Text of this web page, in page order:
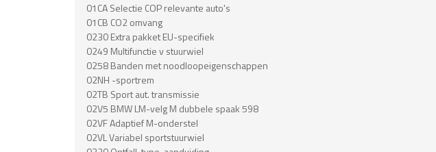
01CA Selectie COP relevante auto's
01CB CO2 omvang
0230 Extra pakket EU-specifiek
0249 Multifunctie v stuurwiel
0258 Banden met noodloopeigenschappen
02NH -sportrem
02TB Sport aut. transmissie
02V5 BMW LM-velg M dubbele spaak 598
02VF Adaptief M-onderstel
02VL Variabel sportstuurwiel